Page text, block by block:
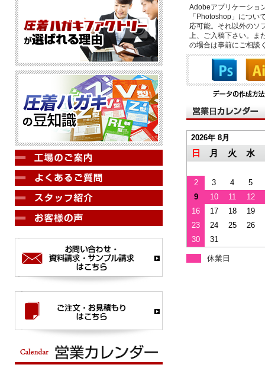
Adobeアプリケーショ
「Photoshop」につい
応可能。それ以外のソ
上、ご入稿下さい。ま
の場合は事前にご相談
2026年 8月
日 月 火 水
2 3 4
5
9
10 11
12
16
17 18
19
23
24 25
26
30
31
休業日